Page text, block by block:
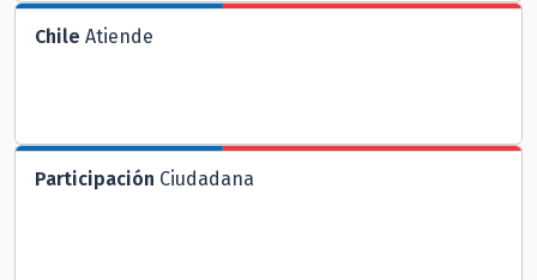
Chile Atiende
Participación Ciudadana